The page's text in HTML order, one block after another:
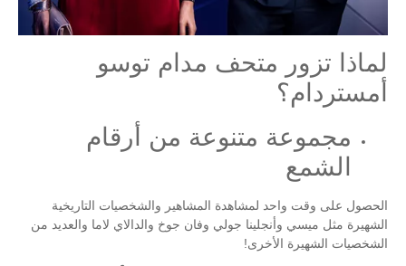
لماذا تزور متحف مدام توسو
أمستردام؟
مجموعة متنوعة من أرقام
الشمع
الحصول على وقت واحد لمشاهدة المشاهير والشخصيات التاريخية
الشهيرة مثل ميسي وأنجلينا جولي وفان جوخ والدالاي لاما والعديد من
الشخصيات الشهيرة الأخرى!